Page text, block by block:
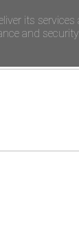
its
and